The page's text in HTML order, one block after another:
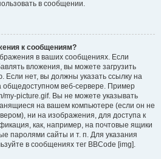
в сообщении.
к сообщениям?
в ваших сообщениях. Если
вложения, вы можете загрузить
нет, вы должны указать ссылку на
общедоступном веб-сервере. Пример
my-picture.gif. Вы не можете указывать
на вашем компьютере (если он не
ни на изображения, для доступа к
как, например, на почтовые ящики
паролями сайты и т. п. Для указания
в сообщениях тег BBCode [img].